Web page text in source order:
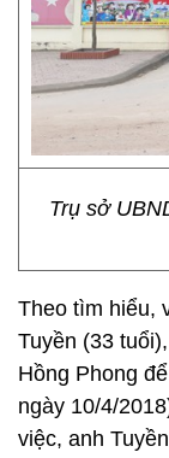
Trụ sở
Theo tìm hiểu,
Tuyền (33
Hồng Phong
ngày 10/4/
việc, anh